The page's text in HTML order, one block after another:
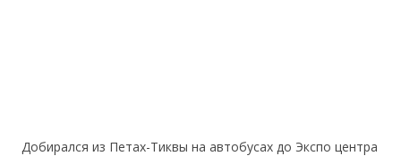
Добирался из Петах-Тиквы на автобусах до Экспо центра